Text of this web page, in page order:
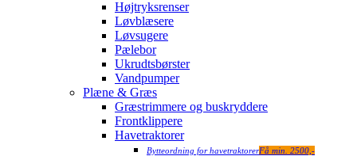
Højtryksrenser
Løvblæsere
Løvsugere
Pælebor
Ukrudtsbørster
Vandpumper
Plæne & Græs
Græstrimmere og buskryddere
Frontklippere
Havetraktorer
Bytteordning for havetraktorerFå min. 2500,-